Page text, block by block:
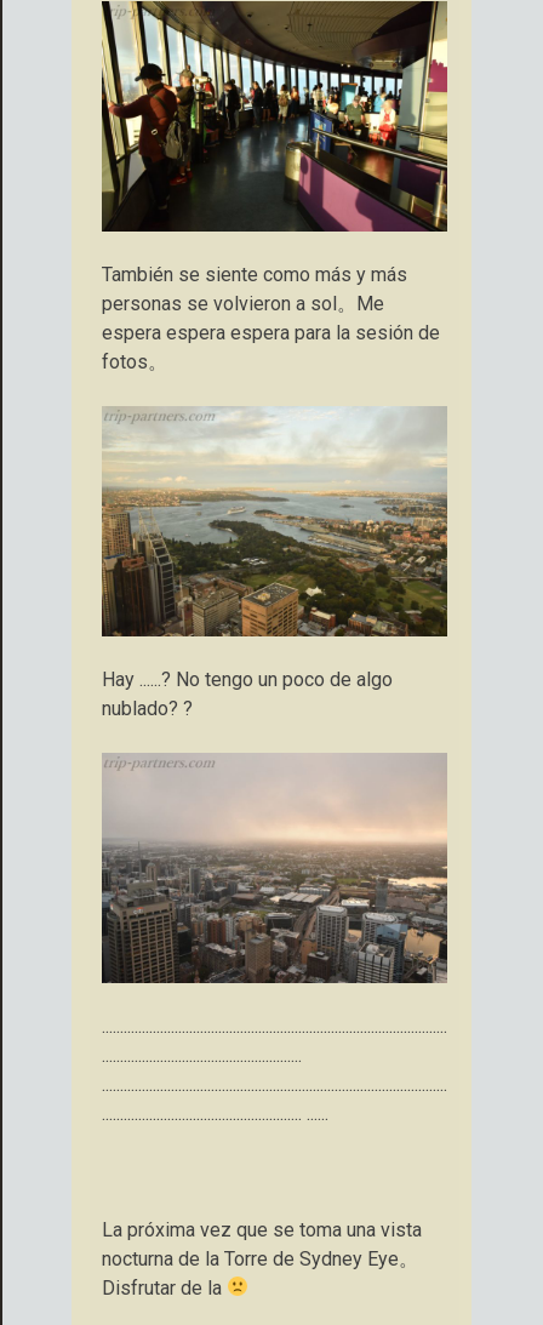
También se siente como más y más
personas se volvieron a sol。Me
espera espera espera para la sesión de
fotos。
Hay ......? No tengo un poco de algo
nublado? ?
...............................................................................................
.......................................................
...............................................................................................
....................................................... ......
La próxima vez que se toma una vista
nocturna de la Torre de Sydney Eye。
Disfrutar de la